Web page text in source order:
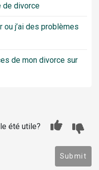
de divorce
j’ai des problèmes
de mon divorce sur
été utile?
Submit